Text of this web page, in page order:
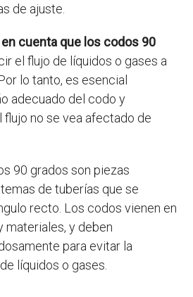
de ajuste.
cuenta que los codos 90
el flujo de líquidos o gases a
lo tanto, es esencial
adecuado del codo y
flujo no se vea afectado de
90 grados son piezas
de tuberías que se
recto. Los codos vienen en
materiales, y deben
para evitar la
líquidos o gases.